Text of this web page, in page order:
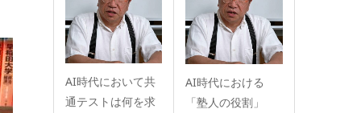
AI時代において共
通テストは何を求
AI時代における
「塾人の役割」